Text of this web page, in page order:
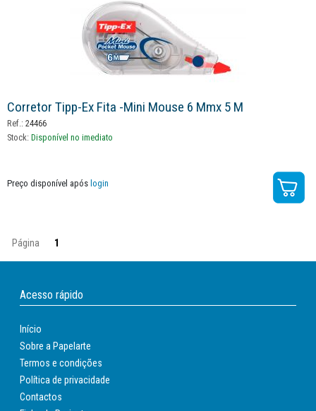
Corretor Tipp-Ex Fita -mini Mouse 6 Mmx 5 M
Ref.: 24466
Stock: Disponível no imediato
Preço disponível após login
Página 1
Acesso rápido
Início
Sobre a Papelarte
Termos e condições
Política de privacidade
Contactos